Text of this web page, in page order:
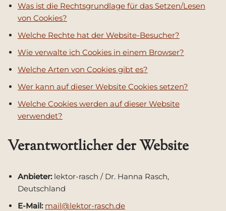
Was ist die Rechtsgrundlage für das Setzen/Lesen
von Cookies?
Welche Rechte hat der Website-Besucher?
Wie verwalte ich Cookies in einem Browser?
Welche Arten von Cookies gibt es?
Wer kann auf dieser Website Cookies setzen?
Welche Cookies werden auf dieser Website
verwendet?
Verantwortlicher der Website
Anbieter: lektor-rasch / Dr. Hanna Rasch,
Deutschland
E-Mail: mail@lektor-rasch.de